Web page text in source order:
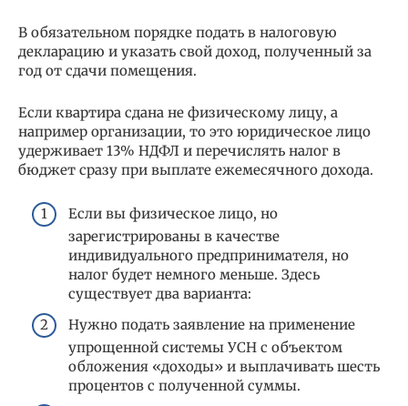
В обязательном порядке подать в налоговую
декларацию и указать свой доход, полученный за
год от сдачи помещения.
Если квартира сдана не физическому лицу, а
например организации, то это юридическое лицо
удерживает 13% НДФЛ и перечислять налог в
бюджет сразу при выплате ежемесячного дохода.
Если вы физическое лицо, но
зарегистрированы в качестве
индивидуального предпринимателя, но
налог будет немного меньше. Здесь
существует два варианта:
Нужно подать заявление на применение
упрощенной системы УСН с объектом
обложения «доходы» и выплачивать шесть
процентов с полученной суммы.